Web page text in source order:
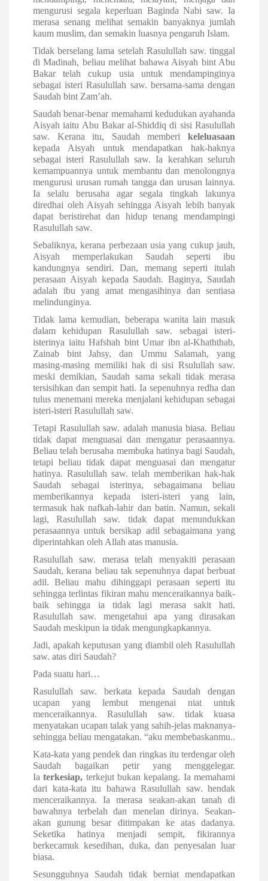
mengurusi segala keperluan Baginda Nabi saw. Ia
merasa senang melihat semakin banyaknya jumlah
kaum muslim, dan semakin luasnya pengaruh Islam.
Tidak berselang lama setelah Rasulullah saw. tinggal
di Madinah, beliau melihat bahawa Aisyah bint Abu
Bakar telah cukup usia untuk mendampinginya
sebagai isteri Rasulullah saw. bersama-sama dengan
Saudah bint Zam’ah.
Saudah benar-benar memahami kedudukan ayahanda
Aisyah iaitu Abu Bakar al-Shiddiq di sisi Rasulullah
saw. Kerana itu, Saudah memberi keleluasaan
kepada Aisyah untuk mendapatkan hak-haknya
sebagai isteri Rasulullah saw. Ia kerahkan seluruh
kemampuannya untuk membantu dan menolongnya
mengurusi urusan rumah tangga dan urusan lainnya.
Ia selalu berusaha agar segala tingkah lakunya
diredhai oleh Aisyah sehingga Aisyah lebih banyak
dapat beristirehat dan hidup tenang mendampingi
Rasulullah saw.
Sebaliknya, kerana perbezaan usia yang cukup jauh,
Aisyah memperlakukan Saudah seperti ibu
kandungnya sendiri. Dan, memang seperti itulah
perasaan Aisyah kepada Saudah. Baginya, Saudah
adalah ibu yang amat mengasihinya dan sentiasa
melindunginya.
Tidak lama kemudian, beberapa wanita lain masuk
dalam kehidupan Rasulullah saw. sebagai isteri-
isterinya iaitu Hafshah bint Umar ibn al-Khaththab,
Zainab bint Jahsy, dan Ummu Salamah, yang
masing-masing memiliki hak di sisi Rsulullah saw.
meski demikian, Saudah sama sekali tidak merasa
tersisihkan dan sempit hati. Ia sepenuhnya redha dan
tulus menemani mereka menjalani kehidupan sebagai
isteri-isteri Rasulullah saw.
Tetapi Rasulullah saw. adalah manusia biasa. Beliau
tidak dapat menguasai dan mengatur perasaannya.
Beliau telah berusaha membuka hatinya bagi Saudah,
tetapi beliau tidak dapat menguasai dan mengatur
hatinya. Rasulullah saw. telah memberikan hak-hak
Saudah sebagai isterinya, sebagaimana beliau
memberikannya kepada isteri-isteri yang lain,
termasuk hak nafkah-lahir dan batin. Namun, sekali
lagi, Rasulullah saw. tidak dapat menundukkan
perasaannya untuk bersikap adil sebagaimana yang
diperintahkan oleh Allah atas manusia.
Rasulullah saw. merasa telah menyakiti perasaan
Saudah, kerana beliau tak sepenuhnya dapat berbuat
adil. Beliau mahu dihinggapi perasaan seperti itu
sehingga terlintas fikiran mahu menceraikannya baik-
baik sehingga ia tidak lagi merasa sakit hati.
Rasulullah saw. mengetahui apa yang dirasakan
Saudah meskipun ia tidak mengungkapkannya.
Jadi, apakah keputusan yang diambil oleh Rasulullah
saw. atas diri Saudah?
Pada suatu hari…
Rasulullah saw. berkata kepada Saudah dengan
ucapan yang lembut mengenai niat untuk
menceraikannya. Rasulullah saw. tidak kuasa
menyatakan ucapan talak yang sahih-jelas maknanya-
sehingga beliau mengatakan. “aku membebaskanmu..
Kata-kata yang pendek dan ringkas itu terdengar oleh
Saudah bagaikan petir yang menggelegar.
Iaterkesiap, terkejut bukan kepalang. Ia memahami
dari kata-kata itu bahawa Rasulullah saw. hendak
menceraikannya. Ia merasa seakan-akan tanah di
bawahnya terbelah dan menelan dirinya. Seakan-
akan gunung besar ditimpakan ke atas dadanya.
Seketika hatinya menjadi sempit, fikirannya
berkecamuk kesedihan, duka, dan penyesalan luar
biasa.
Sesungguhnya Saudah tidak berniat mendapatkan